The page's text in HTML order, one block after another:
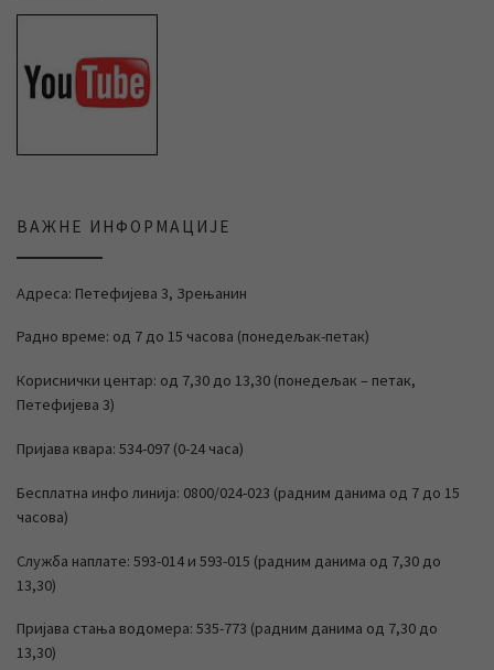
ВАЖНЕ ИНФОРМАЦИЈЕ
Адреса: Петефијева 3, Зрењанин
Радно време: од 7 до 15 часова (понедељак-петак)
Кориснички центар: од 7,30 до 13,30 (понедељак – петак,
Петефијева 3)
Пријава квара: 534-097 (0-24 часа)
Бесплатна инфо линија: 0800/024-023 (радним данима од 7 до 15
часова)
Служба наплате: 593-014 и 593-015 (радним данима од 7,30 до
13,30)
Пријава стања водомера: 535-773 (радним данима од 7,30 до
13,30)